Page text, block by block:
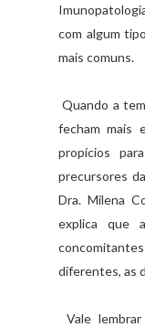
com algum
mais comuns.
Quando a
fecham mais
propícios
precursores
Dra. Milena
explica que
diferentes, as
Vale